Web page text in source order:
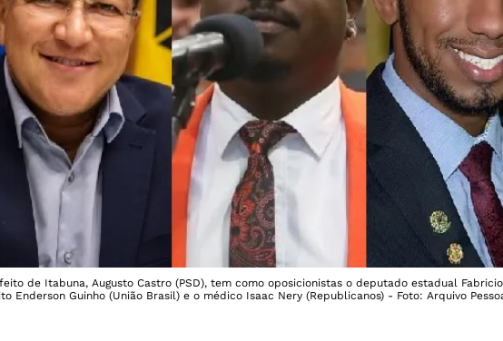
de Itabuna, Augusto Castro (PSD), tem como oposicionistas o deputado estadual
Enderson Guinho (União Brasil) e o médico Isaac Nery (Republicanos) - Foto: Arquivo